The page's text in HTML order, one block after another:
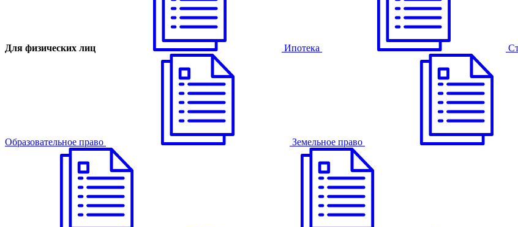
Для физических лиц Ипотека
Образовательное право Земельное право